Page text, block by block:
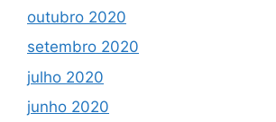
outubro 2020
setembro 2020
julho 2020
junho 2020